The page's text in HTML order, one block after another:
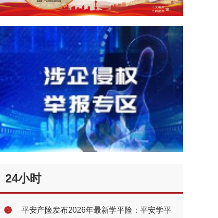
24小时
1
平安产险发布2026年最新学平险：平安学平